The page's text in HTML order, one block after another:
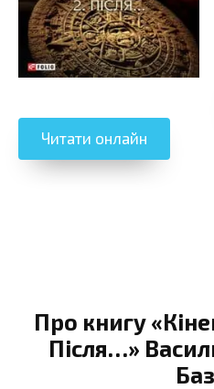
Читати онлайн
Про книгу
Пiсля…»